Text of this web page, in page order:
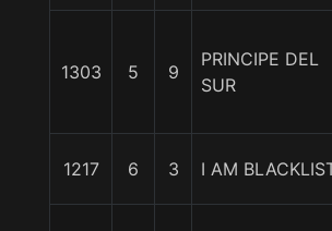
1303 5 9
PRINCIPE DEL
SUR
1217 6 3 I AM